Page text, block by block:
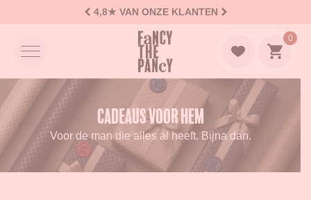
4,8★ VAN ONZE KLANTEN
0
Naar
Cadeaus voor Hem
Voor de man die alles al heeft. Bijna dan.